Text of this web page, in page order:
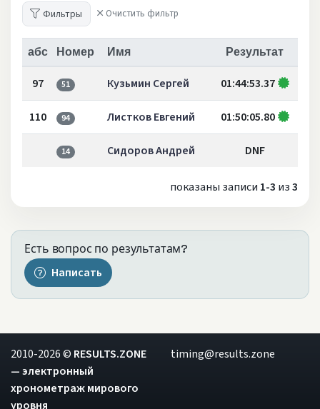
Фильтры Очистить фильтр
абс Номер Имя Результат
97 51 Кузьмин Сергей 01:44:53.37
110 94 Листков Евгений 01:50:05.80
14 Сидоров Андрей DNF
показаны записи 1-3 из3
Есть вопрос по результатам?
Написать
2010-2026 © RESULTS.ZONE
— электронный
хронометраж мирового
уровня
timing@results.zone